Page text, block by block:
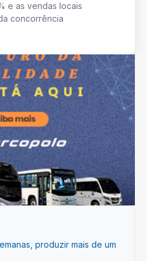
e as vendas locais
concorrência
produzir mais de um